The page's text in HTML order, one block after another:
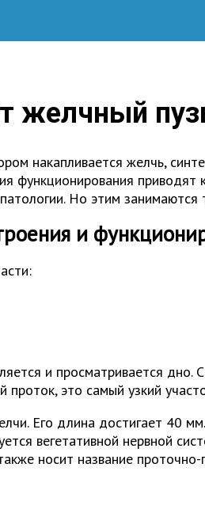
желчный
накапливается желчь,
функционирования
Но этим занимаются
и
и просматривается
это самый узкий
Его длина достигает 40
вегетативной нервной
носит название